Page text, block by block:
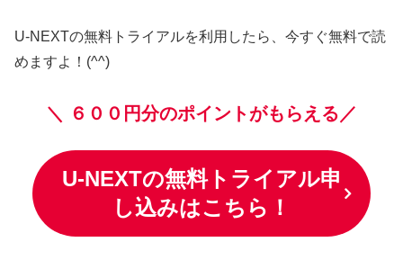
U-NEXTの無料トライアルを利用したら、今すぐ無料で読
めますよ！(^^)
＼ ６００円分のポイントがもらえる／
U-NEXTの無料トライアル申
し込みはこちら！